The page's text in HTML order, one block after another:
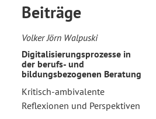
Beiträge
Volker Jörn Walpuski
Digitalisierungsprozesse in
der berufs- und
bildungsbezogenen Beratung
Kritisch-ambivalente
Reflexionen und Perspektiven